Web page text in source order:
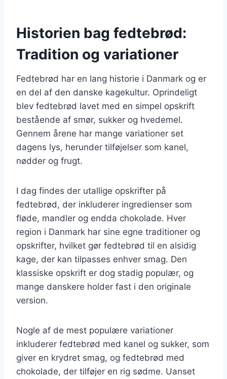
Historien bag fedtebrød:
Tradition og variationer
Fedtebrød har en lang historie i Danmark og er
en del af den danske kagekultur. Oprindeligt
blev fedtebrød lavet med en simpel opskrift
bestående af smør, sukker og hvedemel.
Gennem årene har mange variationer set
dagens lys, herunder tilføjelser som kanel,
nødder og frugt.
I dag findes der utallige opskrifter på
fedtebrød, der inkluderer ingredienser som
fløde, mandler og endda chokolade. Hver
region i Danmark har sine egne traditioner og
opskrifter, hvilket gør fedtebrød til en alsidig
kage, der kan tilpasses enhver smag. Den
klassiske opskrift er dog stadig populær, og
mange danskere holder fast i den originale
version.
Nogle af de mest populære variationer
inkluderer fedtebrød med kanel og sukker, som
giver en krydret smag, og fedtebrød med
chokolade, der tilføjer en rig sødme. Uanset